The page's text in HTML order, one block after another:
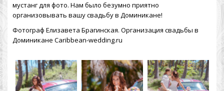
мустанг для фото. Нам было безумно приятно
организовывать вашу свадьбу в Доминикане!
Фотограф Елизавета Брагинская. Организация свадьбы в
Доминикане Caribbean-wedding.ru